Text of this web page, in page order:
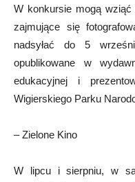
W konkursie mogą wziąć
zajmujące się
nadsyłać do 5
opublikowane w
edukacyjnej i
Wigierskiego Parku
– Zielone Kino
W lipcu i sierpniu, w